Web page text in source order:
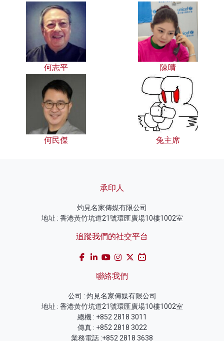
何志平 陳晴
何民傑 兔主席
承印人
灼見名家傳媒有限公司
地址 : 香港黃竹坑道21號環匯廣場10樓1002室
追蹤我們的社交平台
聯絡我們
公司 : 灼見名家傳媒有限公司
地址 : 香港黃竹坑道21號環匯廣場10樓1002室
總機 : +852 2818 3011
傳真 : +852 2818 3022
業務電話 :+852 2818 3638